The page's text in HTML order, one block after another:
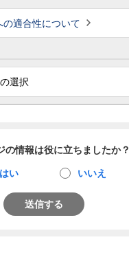
適合性について
選択
の情報は役に立ちましたか？
はい いいえ
送信する